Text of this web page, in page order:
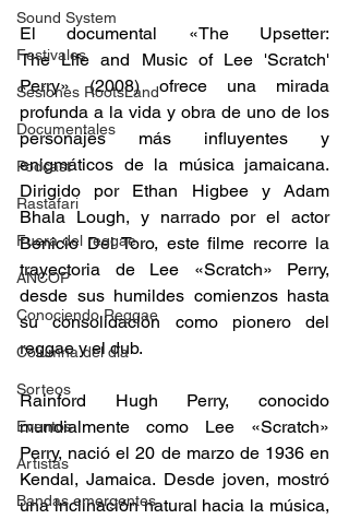
Sound System
Festivales
Sesiones RootsLand
Documentales
Podcast
Rastafari
Fuera del reggae
ANCOP
Conociendo Reggae
Columna del día
Sorteos
Eventos
Artistas
Bandas emergentes
El documental «The Upsetter:
The Life and Music of Lee 'Scratch'
Perry» (2008) ofrece una mirada
profunda a la vida y obra de uno de los
personajes más influyentes y
enigmáticos de la música jamaicana.
Dirigido por Ethan Higbee y Adam
Bhala Lough, y narrado por el actor
Benicio Del Toro, este filme recorre la
trayectoria de Lee «Scratch» Perry,
desde sus humildes comienzos hasta
su consolidación como pionero del
reggae y el dub.​
Rainford Hugh Perry, conocido
mundialmente como Lee «Scratch»
Perry, nació el 20 de marzo de 1936 en
Kendal, Jamaica. Desde joven, mostró
una inclinación natural hacia la música,